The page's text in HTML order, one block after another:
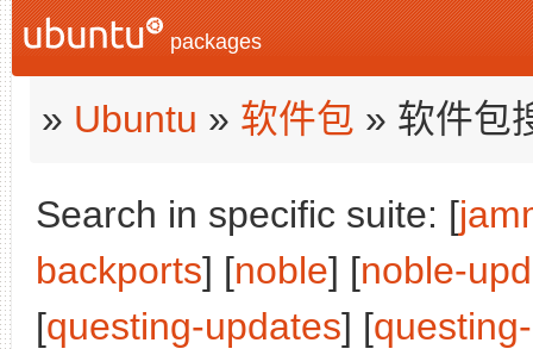
packages
» Ubuntu » 软件包 » 软件包
Search in specific suite: [
backports] [noble] [noble-
[questing-updates] [